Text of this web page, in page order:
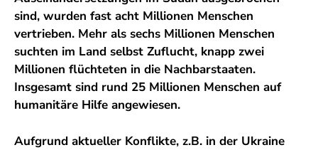
sind, wurden fast acht Millionen Menschen
vertrieben. Mehr als sechs Millionen Menschen
suchten im Land selbst Zuflucht, knapp zwei
Millionen flüchteten in die Nachbarstaaten.
Insgesamt sind rund 25 Millionen Menschen auf
humanitäre Hilfe angewiesen.
Aufgrund aktueller Konflikte, z.B. in der Ukraine